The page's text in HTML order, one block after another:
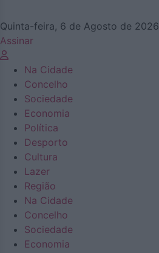
Quinta-feira, 6 de Agosto de 2026
Assinar
Na Cidade
Concelho
Sociedade
Economia
Política
Desporto
Cultura
Lazer
Região
Na Cidade
Concelho
Sociedade
Economia